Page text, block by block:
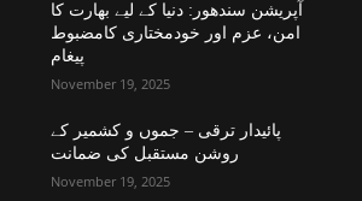
آپریشن سندھور: دنیا کے لیے بھارت کا
امن، عزم اور خودمختاری کامضبوط
پیغام
November 19, 2025
پائیدار ترقی – جموں و کشمیر کے
روشن مستقبل کی ضمانت
November 19, 2025